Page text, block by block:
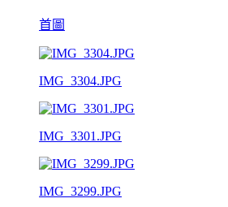
首圖
IMG_3304.JPG
IMG_3301.JPG
IMG_3299.JPG